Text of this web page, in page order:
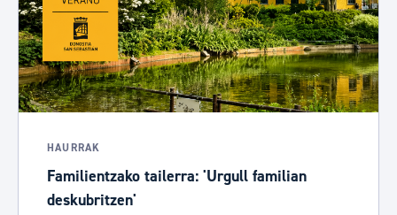
HAURRAK
Familientzako tailerra: 'Urgull familian
deskubritzen'